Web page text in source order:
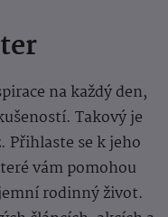
na každý den,
Takový je
Přihlaste se k jeho
vám pomohou
rodinný život.